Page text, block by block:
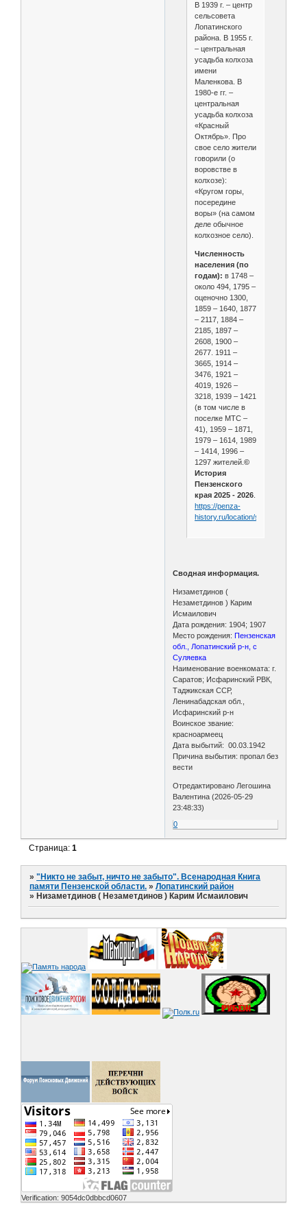
В 1939 г. – центр
сельсовета
Лопатинского
района. В 1955 г.
– центральная
усадьба колхоза
имени
Маленкова. В
1980-е гг. –
центральная
усадьба колхоза
«Красный
Октябрь». Про
свое село жители
говорили (о
воровстве в
колхозе):
«Кругом горы,
посередине
воры» (на самом
деле обычное
колхозное село).
Численность
населения (по
годам): в 1748 –
около 494, 1795 –
оценочно 1300,
1859 – 1640, 1877
– 2117, 1884 –
2185, 1897 –
2608, 1900 –
2677. 1911 –
3665, 1914 –
3476, 1921 –
4019, 1926 –
3218, 1939 – 1421
(в том числе в
поселке МТС –
41), 1959 – 1871,
1979 – 1614, 1989
– 1414, 1996 –
1297 жителей. ©
История
Пензенского
края 2025 - 2026.
https://penza-
history.ru/location/sulyaevka/
Сводная информация.
Низаметдинов (
Незаметдинов ) Карим
Исмаилович
Дата рождения: 1904; 1907
Место рождения:Пензенская
обл., Лопатинский р-н, с
Суляевка
Наименование военкомата: г.
Саратов; Исфаринский РВК,
Таджикская ССР,
Ленинабадская обл.,
Исфаринский р-н
Воинское звание:
красноармеец
Дата выбытий: 00.03.1942
Причина выбытия: пропал без
вести
Отредактировано Легошина
Валентина (2026-05-29
23:48:33)
0
Страница:1
»"Никто не забыт, ничто не забыто". Всенародная Книга
памяти Пензенской области. »Лопатинский район
» Низаметдинов ( Незаметдинов ) Карим Исмаилович
Verification: 9054dc0dbbcd0607